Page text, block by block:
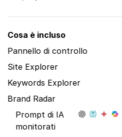
Cosa è incluso
Pannello di controllo
Site Explorer
Keywords Explorer
Brand Radar
Prompt di IA
monitorati